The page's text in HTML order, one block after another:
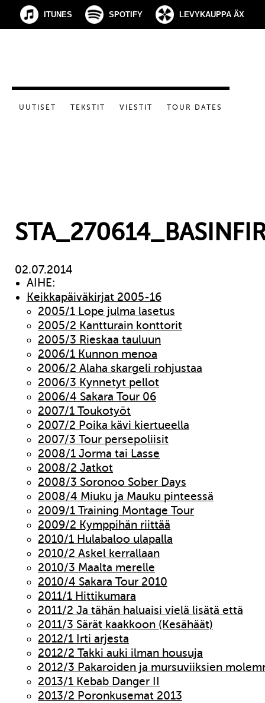
ITUNES SPOTIFY LEVYKAUPPA ÄX
UUTISET TEKSTIT VIESTIT TOUR DATES
02.07.2014
AIHE:
Keikkapäiväkirjat 2005-16
2005/1 Lope julma lasetus
2005/2 Kantturain konttorit
2005/3 Rieskaa tauluun
2006/1 Kunnon menoa
2006/2 Alaha skargeli rohjustaa
2006/3 Kynnetyt pellot
2006/4 Sakara Tour 06
2007/1 Toukotyöt
2007/2 Poika kävi kiertueella
2007/3 Tour persepoliisit
2008/1 Jorma tai Lasse
2008/2 Jatkot
2008/3 Soronoo Sober Days
2008/4 Miuku ja Mauku pinteessä
2009/1 Training Montage Tour
2009/2 Kymppihän riittää
2010/1 Hulabaloo ulapalla
2010/2 Askel kerrallaan
2010/3 Maalta merelle
2010/4 Sakara Tour 2010
2011/1 Hittikumara
2011/2 Ja tähän haluaisi vielä lisätä että
2011/3 Särät kaakkoon (Kesähäät)
2012/1 Irti arjesta
2012/2 Takki auki ilman housuja
2012/3 Pakaroiden ja mursuviiksien
2013/1 Kebab Danger II
2013/2 Poronkusemat 2013